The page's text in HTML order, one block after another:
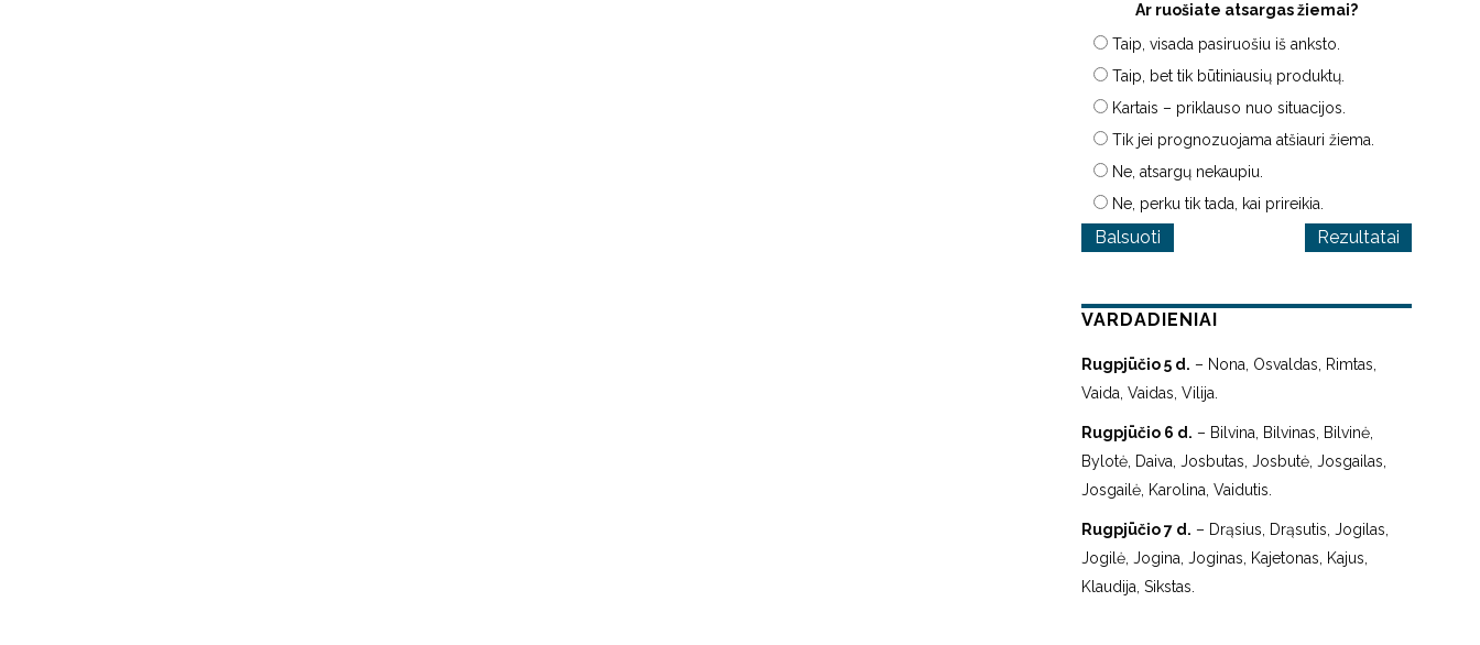
Ar ruošiate atsargas žiemai?
Taip, visada pasiruošiu iš anksto.
Taip, bet tik būtiniausių produktų.
Kartais – priklauso nuo situacijos.
Tik jei prognozuojama atšiauri žiema.
Ne, atsargų nekaupiu.
Ne, perku tik tada, kai prireikia.
Rezultatai
VARDADIENIAI
Rugpjūčio 5 d. – Nona, Osvaldas, Rimtas,
Vaida, Vaidas, Vilija.
Rugpjūčio 6 d. – Bilvina, Bilvinas, Bilvinė,
Bylotė, Daiva, Josbutas, Josbutė, Josgailas,
Josgailė, Karolina, Vaidutis.
Rugpjūčio 7 d. – Drąsius, Drąsutis, Jogilas,
Jogilė, Jogina, Joginas, Kajetonas, Kajus,
Klaudija, Sikstas.